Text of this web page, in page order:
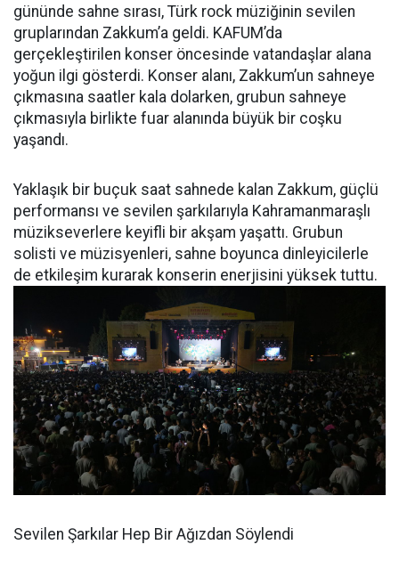
gününde sahne sırası, Türk rock müziğinin sevilen
gruplarından Zakkum’a geldi. KAFUM’da
gerçekleştirilen konser öncesinde vatandaşlar alana
yoğun ilgi gösterdi. Konser alanı, Zakkum’un sahneye
çıkmasına saatler kala dolarken, grubun sahneye
çıkmasıyla birlikte fuar alanında büyük bir coşku
yaşandı.
Yaklaşık bir buçuk saat sahnede kalan Zakkum, güçlü
performansı ve sevilen şarkılarıyla Kahramanmaraşlı
müzikseverlere keyifli bir akşam yaşattı. Grubun
solisti ve müzisyenleri, sahne boyunca dinleyicilerle
de etkileşim kurarak konserin enerjisini yüksek tuttu.
Sevilen Şarkılar Hep Bir Ağızdan Söylendi